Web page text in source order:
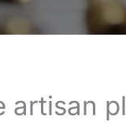
artisan